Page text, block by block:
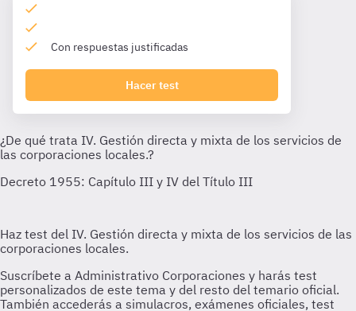
Con respuestas justificadas
Hacer test